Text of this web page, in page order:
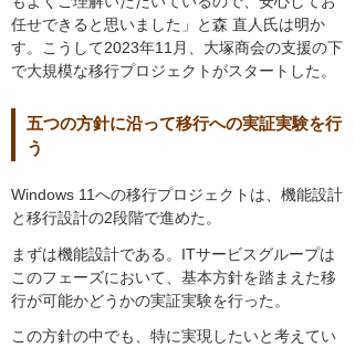
任せできると思いました」と森 直人氏は明か
す。こうして2023年11月、大塚商会の支援の下
で大規模な移行プロジェクトがスタートした。
五つの方針に沿って移行への実証実験を行
う
Windows 11への移行プロジェクトは、機能設計
と移行設計の2段階で進めた。
まずは機能設計である。ITサービスグループは
このフェーズにおいて、基本方針を踏まえた移
行が可能かどうかの実証実験を行った。
この方針の中でも、特に実現したいと考えてい